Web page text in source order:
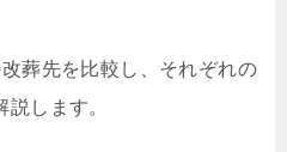
葬先を比較し、それぞれの
します。